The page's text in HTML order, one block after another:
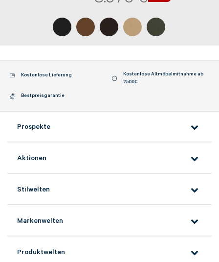
Herr Frau
Nachname*
Telefon*
E-Mail Adresse*
Auftragsnummer ein
Kostenlose Lieferung
Kostenlose Altmöbelmitnahme ab
2500€
Bestpreisgarantie
Prospekte
Aktionen
Stilwelten
Markenwelten
Produktwelten